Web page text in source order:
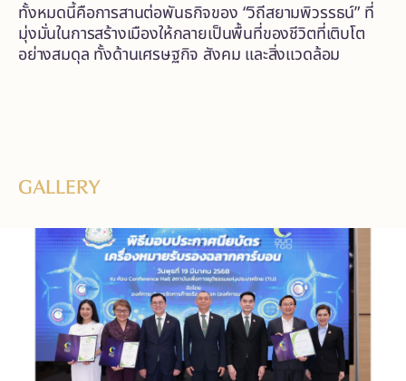
ทั้งหมดนี้คือการสานต่อพันธกิจของ “วิถีสยามพิวรรธน์” ที่
มุ่งมั่นในการสร้างเมืองให้กลายเป็นพื้นที่ของชีวิตที่เติบโต
อย่างสมดุล ทั้งด้านเศรษฐกิจ สังคม และสิ่งแวดล้อม
GALLERY